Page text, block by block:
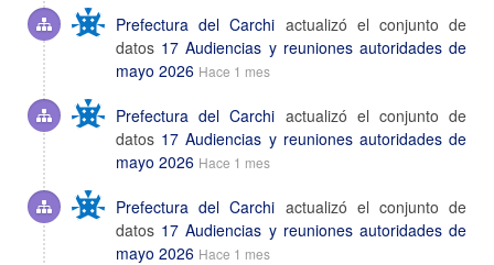
Prefectura del Carchi actualizó el conjunto de
datos 17 Audiencias y reuniones autoridades de
mayo 2026 Hace 1 mes
Prefectura del Carchi actualizó el conjunto de
datos 17 Audiencias y reuniones autoridades de
mayo 2026 Hace 1 mes
Prefectura del Carchi actualizó el conjunto de
datos 17 Audiencias y reuniones autoridades de
mayo 2026 Hace 1 mes